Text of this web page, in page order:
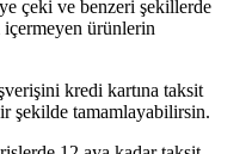
çeki ve benzeri şekillerde
ürünlerin
kredi kartına taksit
şekilde tamamlayabilirsin.